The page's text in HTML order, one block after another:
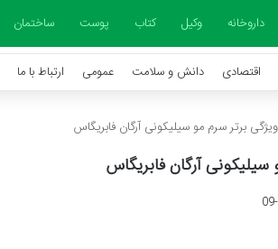
داروخانه وکیل کتاب پوست ساختمان
اقتصادی دانش و سلامت عمومی ارتباط با ما